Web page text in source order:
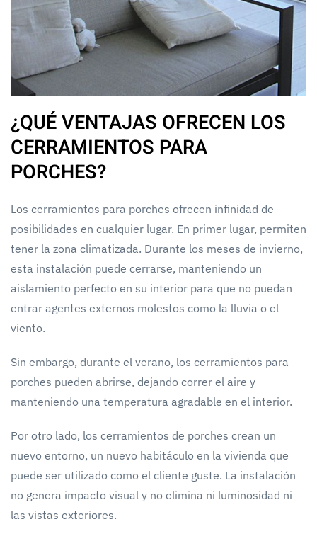
¿QUÉ VENTAJAS OFRECEN LOS
CERRAMIENTOS PARA
PORCHES?
Los cerramientos para porches ofrecen infinidad de
posibilidades en cualquier lugar. En primer lugar, permiten
tener la zona climatizada. Durante los meses de invierno,
esta instalación puede cerrarse, manteniendo un
aislamiento perfecto en su interior para que no puedan
entrar agentes externos molestos como la lluvia o el
viento.
Sin embargo, durante el verano, los cerramientos para
porches pueden abrirse, dejando correr el aire y
manteniendo una temperatura agradable en el interior.
Por otro lado, los cerramientos de porches crean un
nuevo entorno, un nuevo habitáculo en la vivienda que
puede ser utilizado como el cliente guste. La instalación
no genera impacto visual y no elimina ni luminosidad ni
las vistas exteriores.